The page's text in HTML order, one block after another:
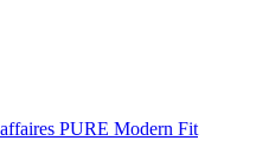
PURE Modern Fit